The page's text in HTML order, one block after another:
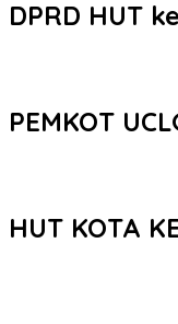
DPRD HUT
PEMKOT
HUT KOTA